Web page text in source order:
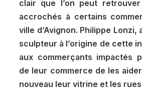
clair que l’on peut
accrochés à certains
ville d’Avignon. Philippe
sculpteur à l’origine de cette
aux commerçants impactés
de leur commerce de les
nouveau leur vitrine et les